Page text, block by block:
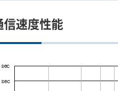
信速度性能